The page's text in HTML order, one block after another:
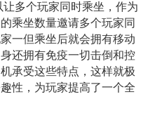
多个玩家同时乘坐，作为
乘坐数量邀请多个玩家同
一但乘坐后就会拥有移动
还拥有免疫一切击倒和控
承受这些特点，这样就极
性，为玩家提高了一个全